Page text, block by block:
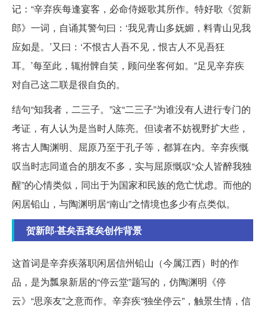
记：“辛弃疾每逢宴客，必命侍姬歌其所作。特好歌《贺新
郎》一词，自诵其警句曰：‘我见青山多妩媚，料青山见我
应如是。’又曰：‘不恨古人吾不见，恨古人不见吾狂
耳。’每至此，辄拊髀自笑，顾问坐客何如。”足见辛弃疾
对自己这二联是很自负的。
结句“知我者，二三子。”这“二三子”为谁没有人进行专门的
考证，有人认为是当时人陈亮。但读者不妨视野扩大些，
将古人陶渊明、屈原乃至于孔子等，都算在内。辛弃疾慨
叹当时志同道合的朋友不多，实与屈原慨叹“众人皆醉我独
醒”的心情类似，同出于为国家和民族的危亡忧虑。而他的
闲居铅山，与陶渊明居“南山”之情境也多少有点类似。
贺新郎·甚矣吾衰矣创作背景
这首词是辛弃疾落职闲居信州铅山（今属江西）时的作
品，是为瓢泉新居的“停云堂”题写的，仿陶渊明《停
云》“思亲友”之意而作。辛弃疾“独坐停云”，触景生情，信